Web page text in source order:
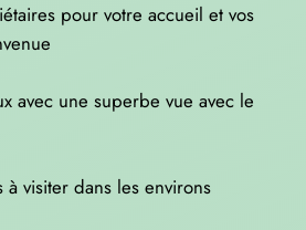
pour votre accueil et vos
avec une superbe vue avec le
à visiter dans les environs